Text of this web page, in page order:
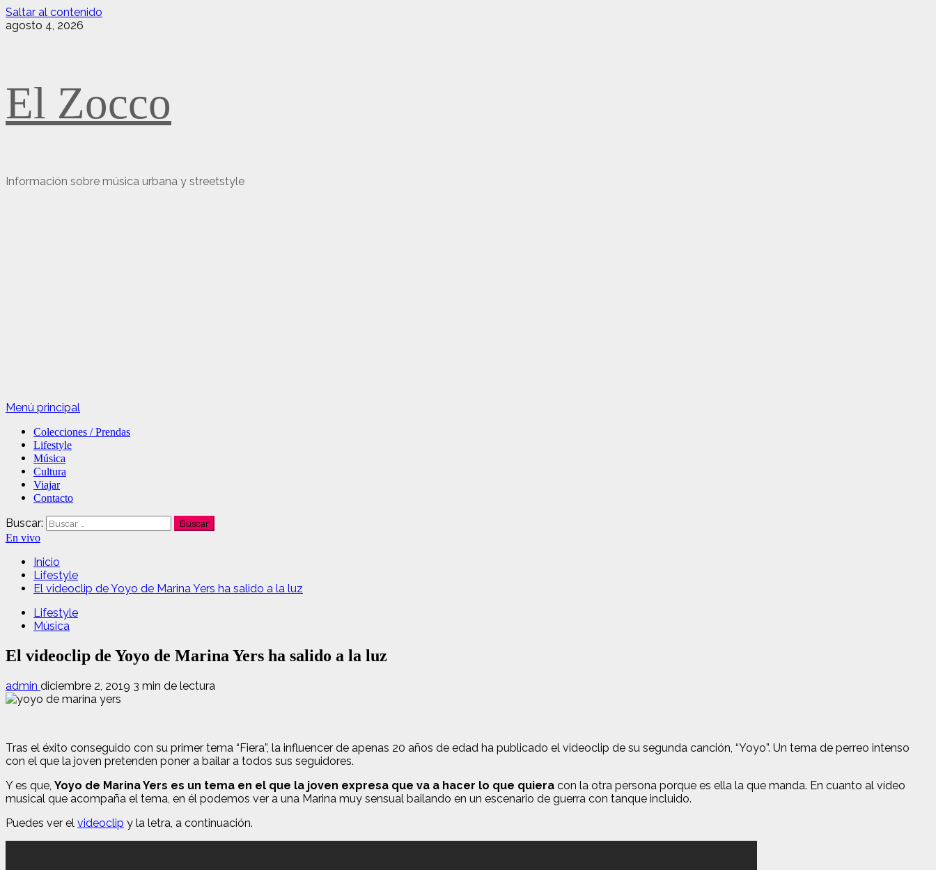
Saltar al contenido
agosto 4, 2026
El Zocco
Información sobre música urbana y streetstyle
Menú principal
Colecciones / Prendas
Lifestyle
Música
Cultura
Viajar
Contacto
Buscar:
En vivo
Inicio
Lifestyle
El videoclip de Yoyo de Marina Yers ha salido a la luz
Lifestyle
Música
El videoclip de Yoyo de Marina Yers ha salido a la luz
admin diciembre 2, 2019 3 min de lectura
Tras el éxito conseguido con su primer tema “Fiera”, la influencer de apenas 20 años de edad ha publicado el videoclip de su segunda canción, “Yoyo”. Un tema de perreo intenso
con el que la joven pretenden poner a bailar a todos sus seguidores.
Y es que, Yoyo de Marina Yers es un tema en el que la joven expresa que va a hacer lo que quiera con la otra persona porque es ella la que manda. En cuanto al vídeo
musical que acompaña el tema, en él podemos ver a una Marina muy sensual bailando en un escenario de guerra con tanque incluido.
Puedes ver el videoclip y la letra, a continuación.